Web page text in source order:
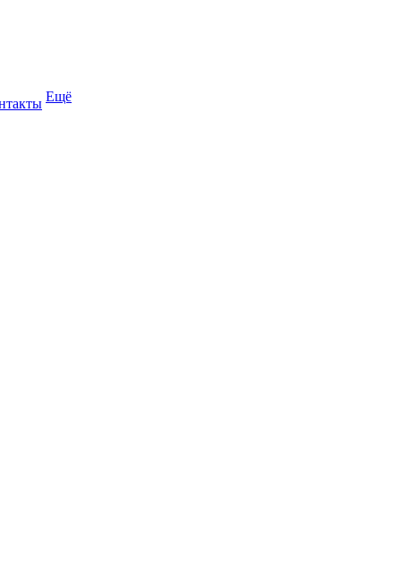
Ещё